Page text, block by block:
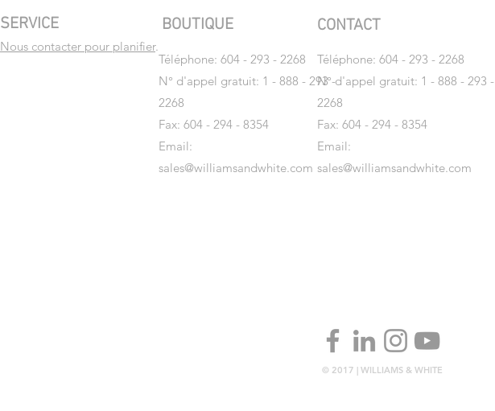
SERVICE
Nous contacter pour planifier.
BOUTIQUE CONTACT
Téléphone: 604 - 293 - 2268
N° d'appel gratuit: 1 - 888 - 293 -
2268
Fax: 604 - 294 - 8354
Email:
sales@williamsandwhite.com
Téléphone: 604 - 293 - 2268
N° d'appel gratuit: 1 - 888 - 293 -
2268
Fax: 604 - 294 - 8354
Email:
sales@williamsandwhite.com
© 2017 | WILLIAMS & WHITE